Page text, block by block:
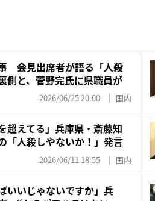
会見出席者が語る「人殺
側と、菅野完氏に県職員が
2026/06/25 20:00 国内
超えてる」兵庫県・斎藤知
人殺しやないか！」発言
2026/06/11 18:55 国内
いいじゃないですか」兵